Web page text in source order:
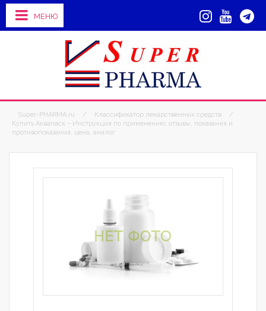
МЕНЮ
Super-PHARMA.ru / Классификатор лекарственных средств
/
Купить Аквапаск – Инструкция по применению, отзывы, показания и
противопоказания, цена, аналог